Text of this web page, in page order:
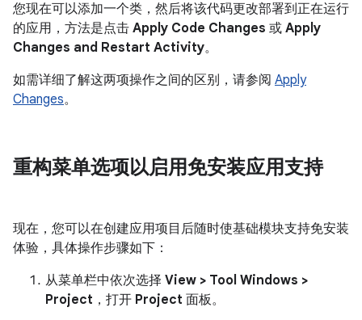
您现在可以添加一个类，然后将该代码更改部署到正在运行
的应用，方法是点击 Apply Code Changes 或 Apply
Changes and Restart Activity。
如需详细了解这两项操作之间的区别，请参阅 Apply
Changes。
重构菜单选项以启用免安装应用支持
现在，您可以在创建应用项目后随时使基础模块支持免安装
体验，具体操作步骤如下：
从菜单栏中依次选择 View > Tool Windows >
Project ，打开 Project 面板。